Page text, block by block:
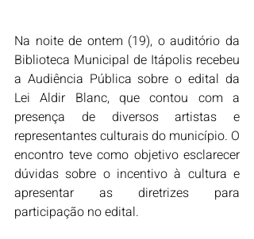
Na noite de ontem (19), o auditório da
Biblioteca Municipal de Itápolis recebeu
a Audiência Pública sobre o edital da
Lei Aldir Blanc, que contou com a
presença de diversos artistas e
representantes culturais do município. O
encontro teve como objetivo esclarecer
dúvidas sobre o incentivo à cultura e
apresentar as diretrizes para
participação no edital.